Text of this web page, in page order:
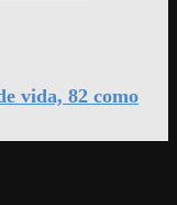
vida, 82 como